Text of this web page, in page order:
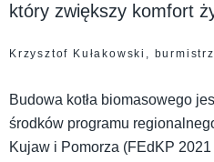
który zwiększy komfort
Krzysztof Kułakowski,
Budowa kotła biomasowego
środków programu
Kujaw i Pomorza (FEdKP